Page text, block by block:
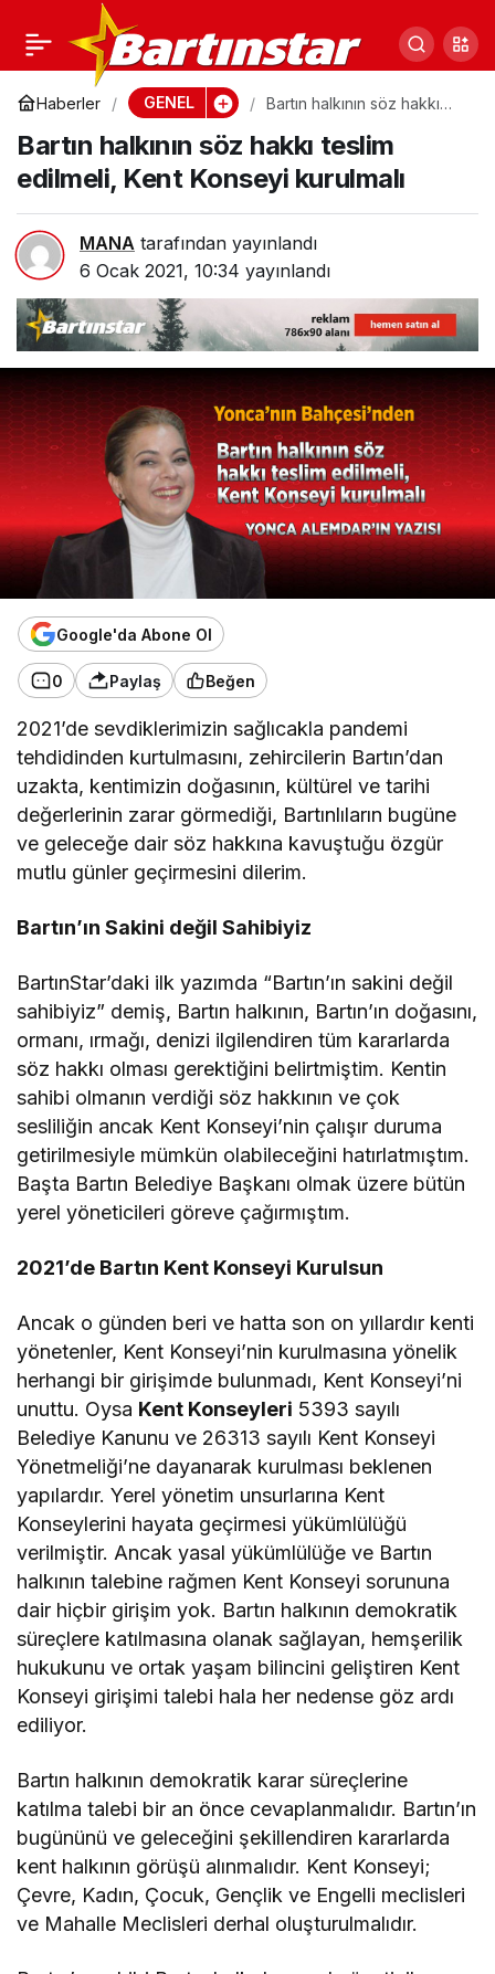
Haberler GENEL
Bartın halkının söz hakkı
Konseyi kurulmalı
Bartın halkının söz hakkı teslim
edilmeli, Kent Konseyi kurulmalı
MANA tarafından yayınlandı
6 Ocak 2021, 10:34 yayınlandı
Google'da Abone Ol
0 Paylaş Beğen
2021’de sevdiklerimizin sağlıcakla pandemi
tehdidinden kurtulmasını, zehircilerin Bartın’dan
uzakta, kentimizin doğasının, kültürel ve tarihi
değerlerinin zarar görmediği, Bartınlıların bugüne
ve geleceğe dair söz hakkına kavuştuğu özgür
mutlu günler geçirmesini dilerim.
Bartın’ın Sakini değil Sahibiyiz
BartınStar’daki ilk yazımda “Bartın’ın sakini değil
sahibiyiz” demiş, Bartın halkının, Bartın’ın doğasını,
ormanı, ırmağı, denizi ilgilendiren tüm kararlarda
söz hakkı olması gerektiğini belirtmiştim. Kentin
sahibi olmanın verdiği söz hakkının ve çok
sesliliğin ancak Kent Konseyi’nin çalışır duruma
getirilmesiyle mümkün olabileceğini hatırlatmıştım.
Başta Bartın Belediye Başkanı olmak üzere bütün
yerel yöneticileri göreve çağırmıştım.
2021’de Bartın Kent Konseyi Kurulsun
Ancak o günden beri ve hatta son on yıllardır kenti
yönetenler, Kent Konseyi’nin kurulmasına yönelik
herhangi bir girişimde bulunmadı, Kent Konseyi’ni
unuttu. Oysa Kent Konseyleri 5393 sayılı
Belediye Kanunu ve 26313 sayılı Kent Konseyi
Yönetmeliği’ne dayanarak kurulması beklenen
yapılardır. Yerel yönetim unsurlarına Kent
Konseylerini hayata geçirmesi yükümlülüğü
verilmiştir. Ancak yasal yükümlülüğe ve Bartın
halkının talebine rağmen Kent Konseyi sorununa
dair hiçbir girişim yok. Bartın halkının demokratik
süreçlere katılmasına olanak sağlayan, hemşerilik
hukukunu ve ortak yaşam bilincini geliştiren Kent
Konseyi girişimi talebi hala her nedense göz ardı
ediliyor.
Bartın halkının demokratik karar süreçlerine
katılma talebi bir an önce cevaplanmalıdır. Bartın’ın
bugününü ve geleceğini şekillendiren kararlarda
kent halkının görüşü alınmalıdır. Kent Konseyi;
Çevre, Kadın, Çocuk, Gençlik ve Engelli meclisleri
ve Mahalle Meclisleri derhal oluşturulmalıdır.
Asgari ücret, 1 Ocak’tan
itibaren 2.825,00 TL
oldu
0 Paylaş